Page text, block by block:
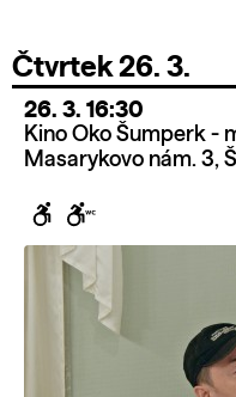
Čtvrtek 26. 3.
26. 3. 16:30
Kino Oko Šumperk -
Masarykovo nám. 3,